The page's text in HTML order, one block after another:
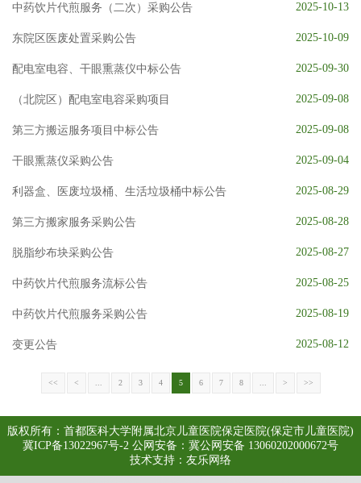
信息公开 招标采购 公示栏 安全生产
图书馆 大医电子图书阅览系统
医患交流
中药饮片代煎服务（二次）采购公告 2025-10-13
东院区医废处置采购公告 2025-10-09
配电室电容、干眼熏蒸仪中标公告 2025-09-30
（北院区）配电室电容采购项目 2025-09-08
第三方搬运服务项目中标公告 2025-09-08
干眼熏蒸仪采购公告 2025-09-04
利器盒、医废垃圾桶、生活垃圾桶中标公告 2025-08-29
第三方搬家服务采购公告 2025-08-28
脱脂纱布块采购公告 2025-08-27
中药饮片代煎服务流标公告 2025-08-25
中药饮片代煎服务采购公告 2025-08-19
变更公告 2025-08-12
<< < 2 3 4 5 6 7 8 > >>
版权所有：首都医科大学附属北京儿童医院保定医院(保定市儿童医院)
冀ICP备13022967号-2 公网安备：冀公网安备 13060202000672号
技术支持： 友乐网络